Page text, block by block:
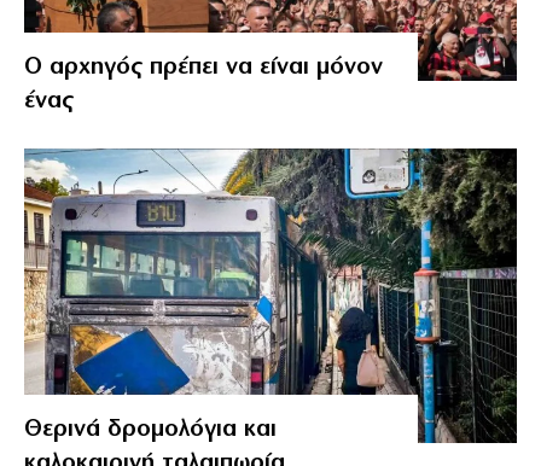
Ο αρχηγός πρέπει να είναι μόνον
ένας
Θερινά δρομολόγια και